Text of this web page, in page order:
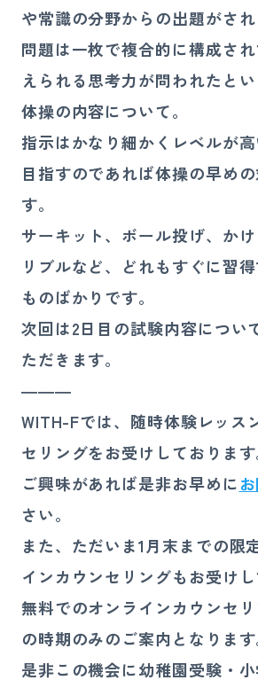
や常識の分野からの出題がされ
問題は一枚で複合的に構成さ
えられる思考力が問われたとい
体操の内容について。
指示はかなり細かくレベルが
目指すのであれば体操の早め
す。
サーキット、ボール投げ、か
リブルなど、どれもすぐに習
ものばかりです。
次回は2日目の試験内容につい
ただきます。
―――
WITH-Fでは、随時体験レッス
セリングをお受けしております
ご興味があれば是非お早めに
さい。
また、ただいま1月末までの限
インカウンセリングもお受けし
無料でのオンラインカウンセ
の時期のみのご案内となります
是非この機会に幼稚園受験・